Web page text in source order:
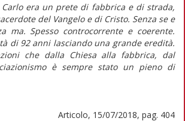
Carlo era un prete di fabbrica e di strada,
del Vangelo e di Cristo. Senza se e
ma. Spesso controcorrente e coerente.
di 92 anni lasciando una grande eredità.
che dalla Chiesa alla fabbrica, dal
è sempre stato un pieno di
Articolo, 15/07/2018, pag. 404